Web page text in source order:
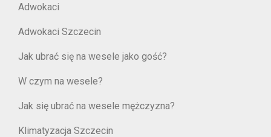
Adwokaci
Adwokaci Szczecin
Jak ubrać się na wesele jako gość?
W czym na wesele?
Jak się ubrać na wesele mężczyzna?
Klimatyzacja Szczecin